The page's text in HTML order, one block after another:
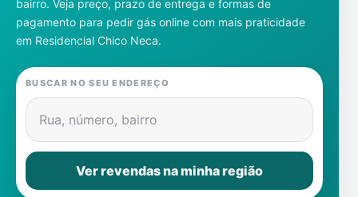
Cadastre-se
Gás
Contatos
bairro. Veja preço, prazo de entrega e formas de
pagamento para pedir gás online com mais praticidade
em Residencial Chico Neca.
BUSCAR NO SEU ENDEREÇO
Rua, número, bairro
Ver revendas na minha região